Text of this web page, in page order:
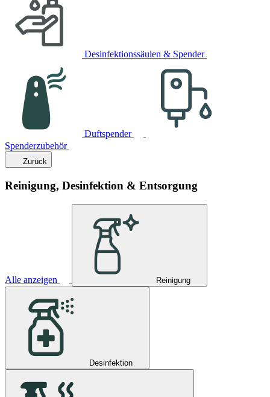
Desinfektionssäulen & Spender
Duftspender
Spenderzubehör
Zurück
Reinigung, Desinfektion & Entsorgung
Alle anzeigen Reinigung
Desinfektion